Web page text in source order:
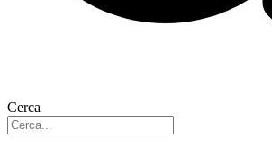
Cerca